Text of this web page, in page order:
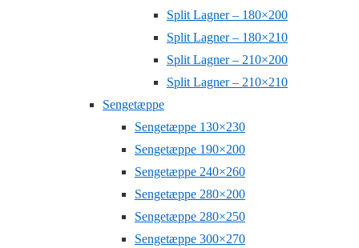
Split Lagner – 180×200
Split Lagner – 180×210
Split Lagner – 210×200
Split Lagner – 210×210
Sengetæppe
Sengetæppe 130×230
Sengetæppe 190×200
Sengetæppe 240×260
Sengetæppe 280×200
Sengetæppe 280×250
Sengetæppe 300×270